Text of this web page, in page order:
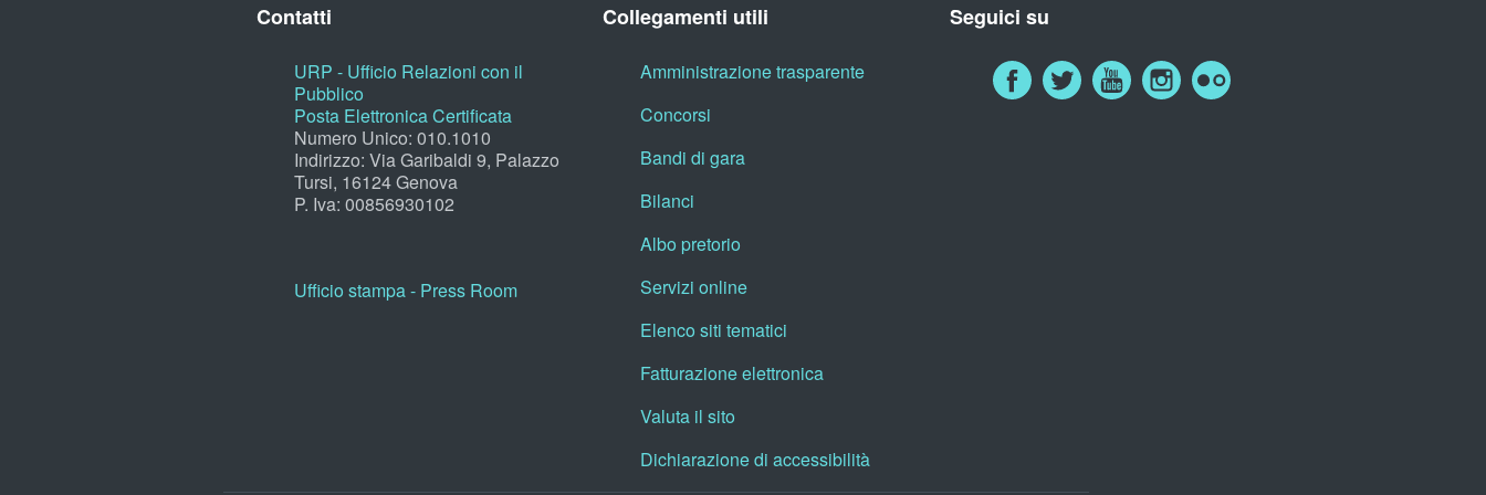
Contatti
URP - Ufficio Relazioni con il
Pubblico
Posta Elettronica Certificata
Numero Unico: 010.1010
Indirizzo: Via Garibaldi 9, Palazzo
Tursi, 16124 Genova
P. Iva: 00856930102
Ufficio stampa - Press Room
Collegamenti utili
Amministrazione trasparente
Concorsi
Bandi di gara
Bilanci
Albo pretorio
Servizi online
Elenco siti tematici
Fatturazione elettronica
Valuta il sito
Dichiarazione di accessibilità
Seguici su